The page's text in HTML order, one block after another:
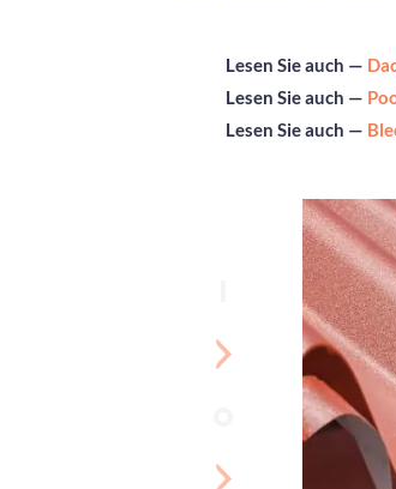
Lesen Sie auch —
Lesen Sie auch —
Lesen Sie auch —